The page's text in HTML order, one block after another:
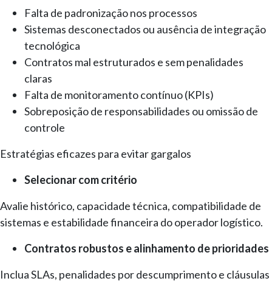
Falta de padronização nos processos
Sistemas desconectados ou ausência de integração
tecnológica
Contratos mal estruturados e sem penalidades
claras
Falta de monitoramento contínuo (KPIs)
Sobreposição de responsabilidades ou omissão de
controle
Estratégias eficazes para evitar gargalos
Selecionar com critério
Avalie histórico, capacidade técnica, compatibilidade de
sistemas e estabilidade financeira do operador logístico.
Contratos robustos e alinhamento de prioridades
Inclua SLAs, penalidades por descumprimento e cláusulas